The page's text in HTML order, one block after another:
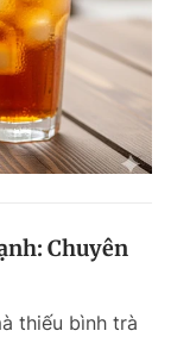
Chuyên
thiếu bình trà